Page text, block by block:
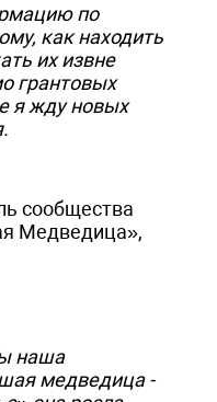
по
как находить
их извне
грантовых
я жду новых
сообщества
Медведица»,
наша
медведица -